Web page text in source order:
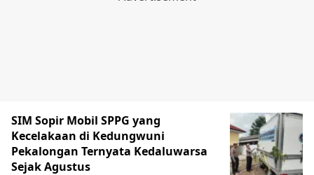
SIM Sopir Mobil SPPG yang
Kecelakaan di Kedungwuni
Pekalongan Ternyata Kedaluwarsa
Sejak Agustus